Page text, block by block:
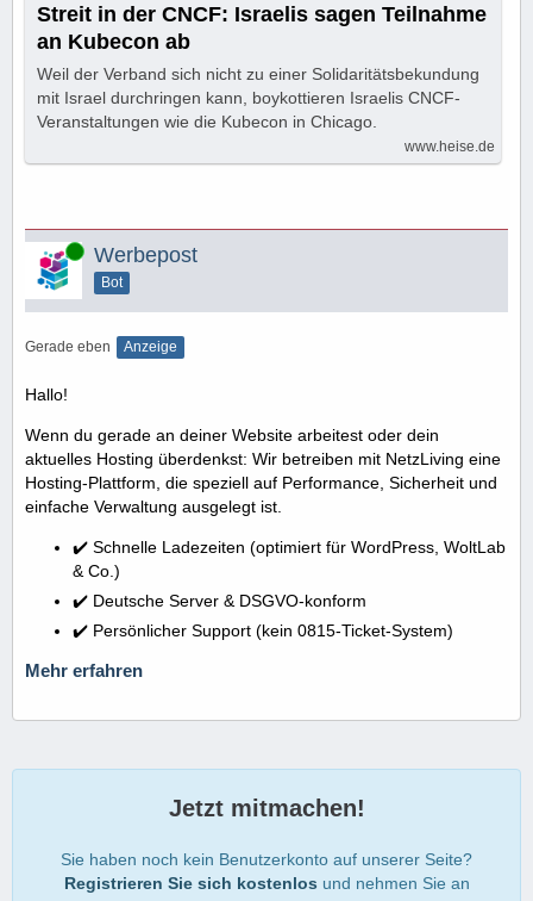
Streit in der CNCF: Israelis sagen Teilnahme
an Kubecon ab
Weil der Verband sich nicht zu einer Solidaritätsbekundung
mit Israel durchringen kann, boykottieren Israelis CNCF-
Veranstaltungen wie die Kubecon in Chicago.
www.heise.de
Online Werbepost
Bot
Gerade eben Anzeige
Hallo!
Wenn du gerade an deiner Website arbeitest oder dein
aktuelles Hosting überdenkst: Wir betreiben mit NetzLiving eine
Hosting-Plattform, die speziell auf Performance, Sicherheit und
einfache Verwaltung ausgelegt ist.
✔️ Schnelle Ladezeiten (optimiert für WordPress, WoltLab
& Co.)
✔️ Deutsche Server & DSGVO-konform
✔️ Persönlicher Support (kein 0815-Ticket-System)
Mehr erfahren
Jetzt mitmachen!
Sie haben noch kein Benutzerkonto auf unserer Seite?
Registrieren Sie sich kostenlos und nehmen Sie an